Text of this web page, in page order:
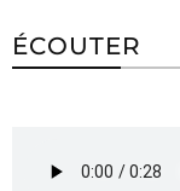
ÉCOUTER